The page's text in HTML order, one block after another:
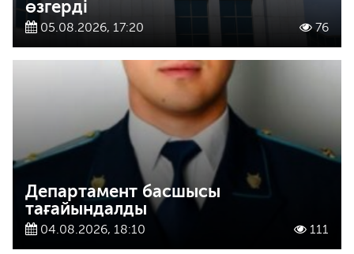
өзгерді
05.08.2026, 17:20 76
Департамент басшысы
тағайындалды
04.08.2026, 18:10 111